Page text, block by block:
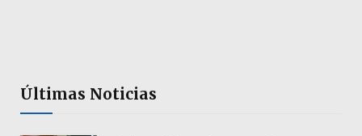
Últimas Noticias